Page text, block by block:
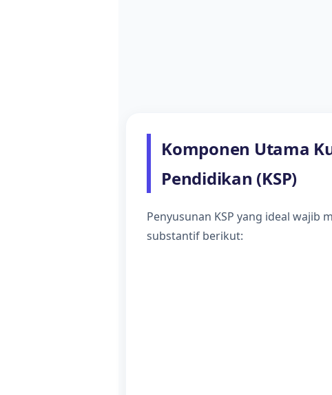
Komponen Utama
Pendidikan (KSP)
Penyusunan KSP yang ideal
substantif berikut: